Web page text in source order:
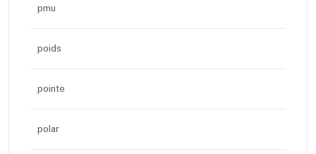
pmu
poids
pointe
polar